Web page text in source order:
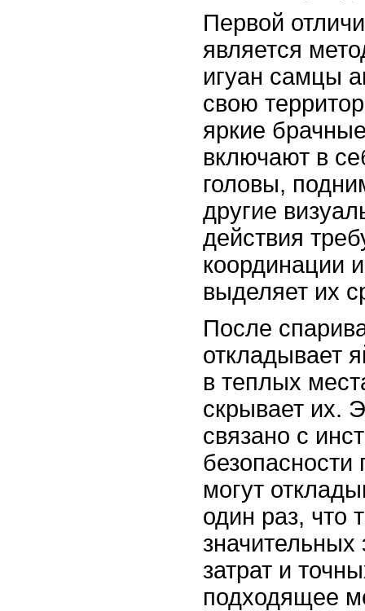
Первой
является
игуан самцы
свою
яркие
включают в
головы,
другие
действия
координации
выделяет их
После
откладывает
в теплых
скрывает их.
связано с
могут
один раз, что
значительных
затрат и
подходящее